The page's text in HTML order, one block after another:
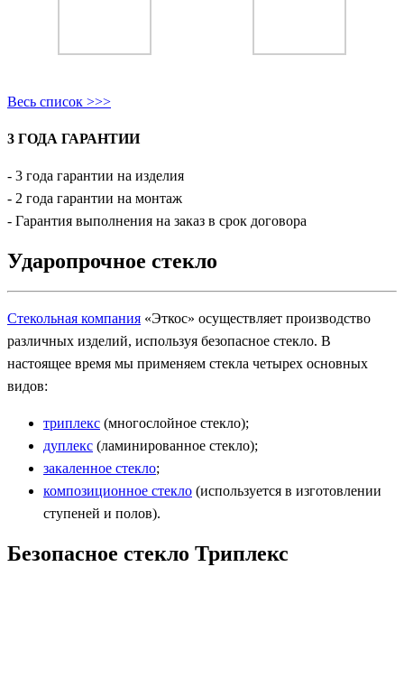
Весь список >>>
3 ГОДА ГАРАНТИИ
- 3 года гарантии на изделия
- 2 года гарантии на монтаж
- Гарантия выполнения на заказ в срок договора
Ударопрочное стекло
Стекольная компания «Эткос» осуществляет производство
различных изделий, используя безопасное стекло. В
настоящее время мы применяем стекла четырех основных
видов:
триплекс (многослойное стекло);
дуплекс (ламинированное стекло);
закаленное стекло;
композиционное стекло (используется в изготовлении
ступеней и полов).
Безопасное стекло Триплекс